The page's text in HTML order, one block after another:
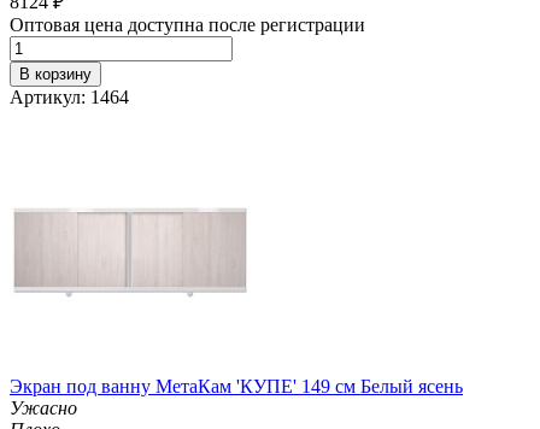
Оптовая цена доступна после регистрации
В корзину
Артикул: 1464
Экран под ванну МетаКам 'КУПЕ' 149 см Белый ясень
Ужасно